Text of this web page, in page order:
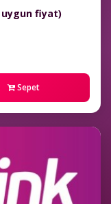
fiyat)
Sepet